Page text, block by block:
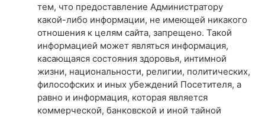
тем, что предоставление Администратору
какой-либо информации, не имеющей никакого
отношения к целям сайта, запрещено. Такой
информацией может являться информация,
касающаяся состояния здоровья, интимной
жизни, национальности, религии, политических,
философских и иных убеждений Посетителя, а
равно и информация, которая является
коммерческой, банковской и иной тайной